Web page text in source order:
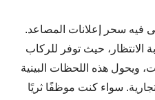
فيه سحر إعلانات المصاعد.
الانتظار، حيث توفر للركاب
ويحول هذه اللحظات البينية
سواء كنت موظفًا ثريًا